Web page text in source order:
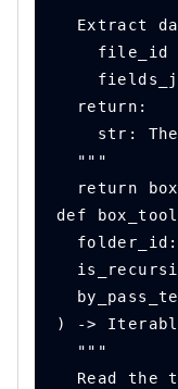
Extract
file_id
  return:
str:
  """
return
def
) ->
  """
Read the